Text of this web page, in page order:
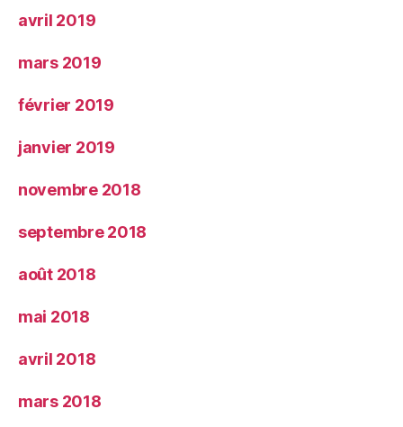
avril 2019
mars 2019
février 2019
janvier 2019
novembre 2018
septembre 2018
août 2018
mai 2018
avril 2018
mars 2018